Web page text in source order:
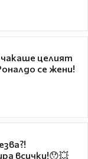
целият
се жени!
всички!😯💥